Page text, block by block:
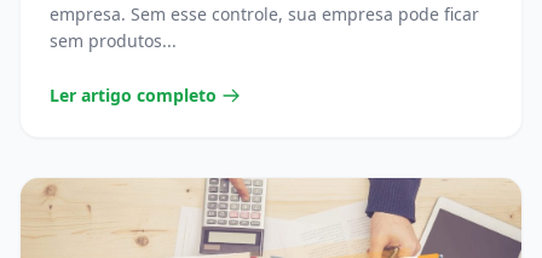
empresa. Sem esse controle, sua empresa pode ficar
sem produtos...
Ler artigo completo